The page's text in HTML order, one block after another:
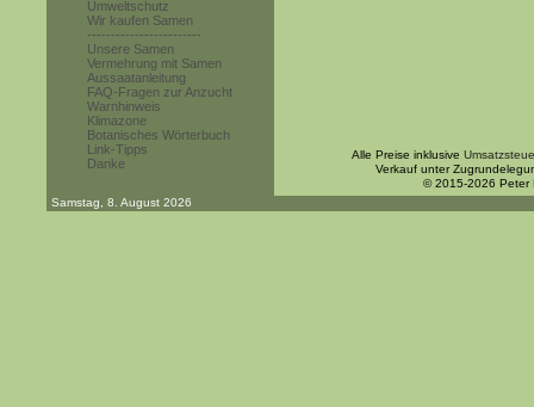
Umweltschutz
Wir kaufen Samen
------------------------
Unsere Samen
Vermehrung mit Samen
Aussaatanleitung
FAQ-Fragen zur Anzucht
Warnhinweis
Klimazone
Botanisches Wörterbuch
Link-Tipps
Danke
Alle Preise inklusive
Verkauf unter
© 2015-2026 Peter
Samstag, 8. August 2026